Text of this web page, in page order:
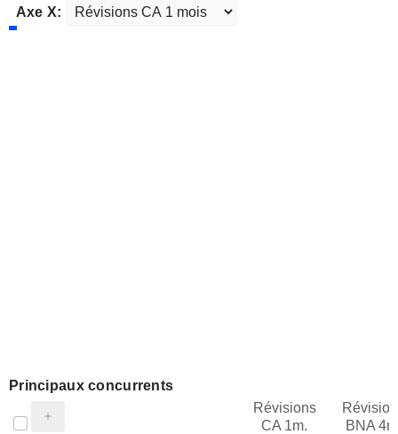
Axe X:
Principaux concurrents
Révisions
CA 1m.
BNA